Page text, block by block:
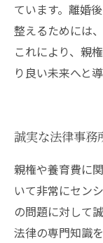
ています。離婚
整えるためには
これにより、親
り良い未来へと
誠実な法律事務
親権や養育費に
いて非常にセン
の問題に対して
法律の専門知識